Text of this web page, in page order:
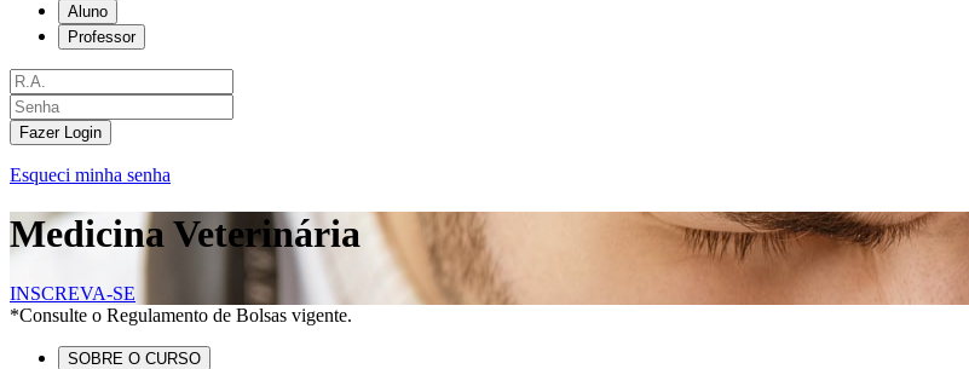
Aluno
Professor
Fazer Login
Esqueci minha senha
Medicina Veterinária
INSCREVA-SE
*Consulte o Regulamento de Bolsas vigente.
SOBRE O CURSO